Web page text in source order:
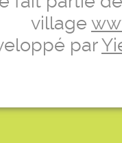
village
par